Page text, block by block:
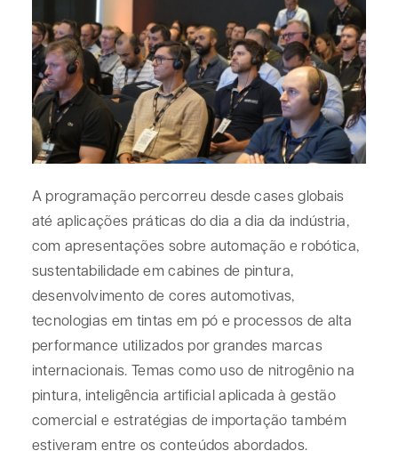
A programação percorreu desde cases globais
até aplicações práticas do dia a dia da indústria,
com apresentações sobre automação e robótica,
sustentabilidade em cabines de pintura,
desenvolvimento de cores automotivas,
tecnologias em tintas em pó e processos de alta
performance utilizados por grandes marcas
internacionais. Temas como uso de nitrogênio na
pintura, inteligência artificial aplicada à gestão
comercial e estratégias de importação também
estiveram entre os conteúdos abordados.